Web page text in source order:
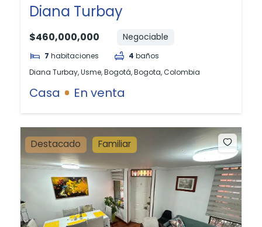
Diana Turbay
$460,000,000 Negociable
7 habitaciones 4 baños
Diana Turbay, Usme, Bogotá, Bogota, Colombia
Casa En venta
Destacado Familiar